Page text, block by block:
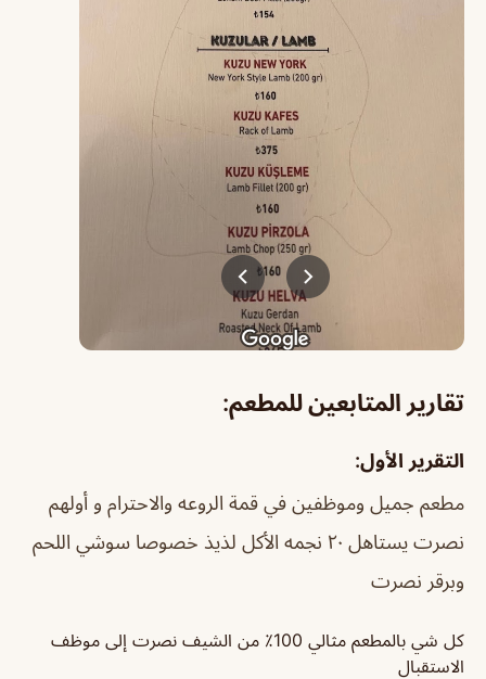
تقارير المتابعين للمطعم:
التقرير الأول:
مطعم جميل وموظفين في قمة الروعه والاحترام و أولهم
نصرت يستاهل ٢٠ نجمه الأكل لذيذ خصوصا سوشي اللحم
وبرقر نصرت
كل شي بالمطعم مثالي 100٪ من الشيف نصرت إلى موظف
الاستقبال